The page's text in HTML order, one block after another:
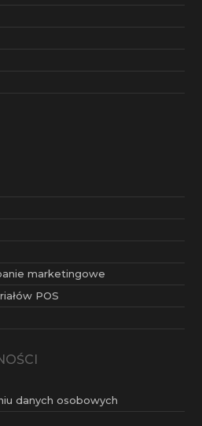
marketingowe
POS
danych osobowych